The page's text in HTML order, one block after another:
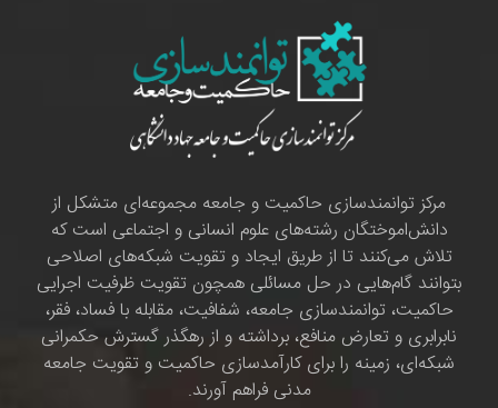
مرکز توانمندسازی حاکمیت و جامعه مجموعه‌ای متشکل از
دانش‌اموختگان رشته‌های علوم انسانی و اجتماعی است که
تلاش می‌کنند تا از طریق ایجاد و تقویت شبکه‌های اصلاحی
بتوانند گام‌هایی در حل مسائلی همچون تقویت ظرفیت اجرایی
حاکمیت، توانمندسازی جامعه، شفافیت، مقابله با فساد، فقر،
نابرابری و تعارض منافع، برداشته و از رهگذر گسترش حکمرانی
شبکه‌ای، زمینه را برای کارآمدسازی حاکمیت و تقویت جامعه
مدنی فراهم آورند.